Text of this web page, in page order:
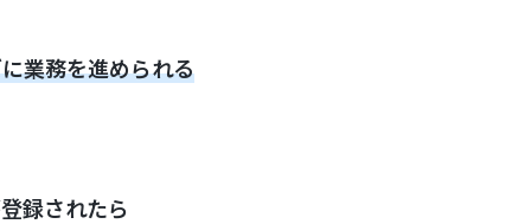
業務を進められる
録されたら